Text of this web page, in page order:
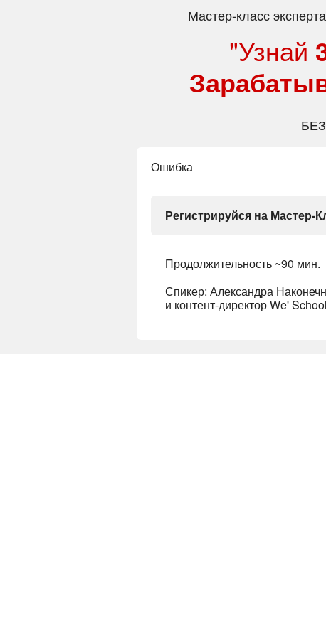
Мастер-класс
"Узнай
Ошибка
Регистрируйся на Мастер-
Продолжительность ~90 мин.
Спикер: Александра
и контент-директор We' School